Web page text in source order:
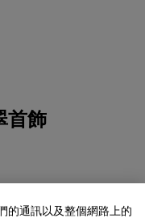
首飾
的通訊以及整個網路上的